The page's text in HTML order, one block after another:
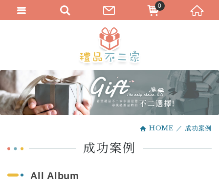
HOME 成功案例
成功案例
All Album
0